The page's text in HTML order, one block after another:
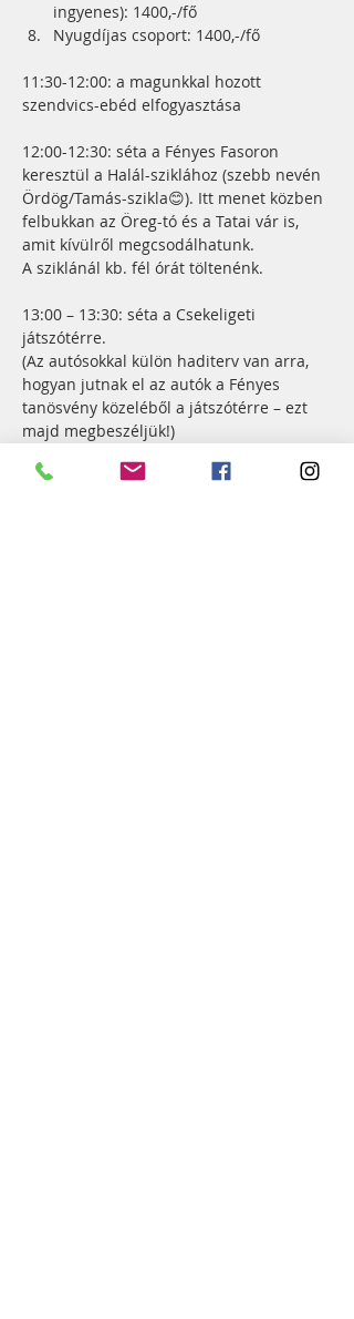
ingyenes): 1400,-/fő
Nyugdíjas csoport: 1400,-/fő
11:30-12:00: a magunkkal hozott
szendvics-ebéd elfogyasztása
12:00-12:30: séta a Fényes Fasoron
keresztül a Halál-sziklához (szebb nevén
Ördög/Tamás-szikla😊). Itt menet közben
felbukkan az Öreg-tó és a Tatai vár is,
amit kívülről megcsodálhatunk.
A sziklánál kb. fél órát töltenénk.
13:00 – 13:30: séta a Csekeligeti
játszótérre.
(Az autósokkal külön haditerv van arra,
hogyan jutnak el az autók a Fényes
tanösvény közeléből a játszótérre – ezt
majd megbeszéljük!)
14:30 körül hazaindulás autókkal, 15:30-